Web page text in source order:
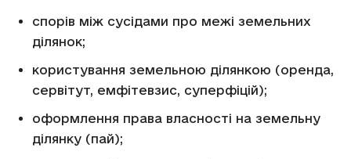
спорів між сусідами про межі земельних
ділянок;
користування земельною ділянкою (оренда,
сервітут, емфітевзис, суперфіцій);
оформлення права власності на земельну
ділянку (пай);